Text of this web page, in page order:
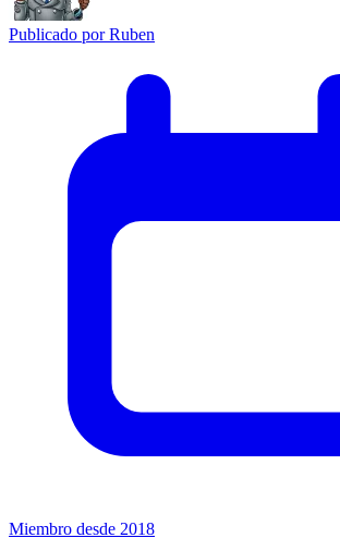
Publicado porRuben
Miembro desde 2018